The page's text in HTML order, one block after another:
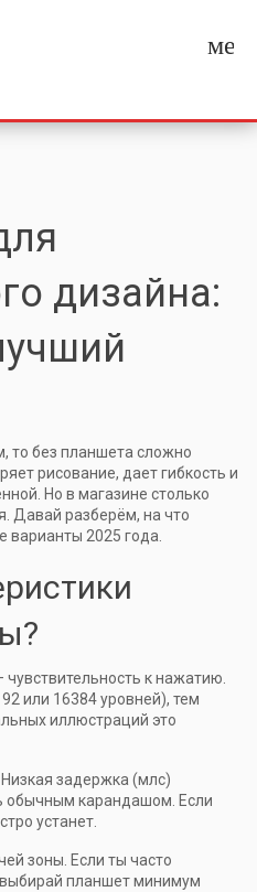
дизайна:
то без планшета сложно
рисование, дает гибкость и
Но в магазине столько
Давай разберём, на что
варианты 2025 года.
чувствительность к нажатию.
или 16384 уровней), тем
иллюстраций это
задержка (млс)
обычным карандашом. Если
устанет.
зоны. Если ты часто
планшет минимум